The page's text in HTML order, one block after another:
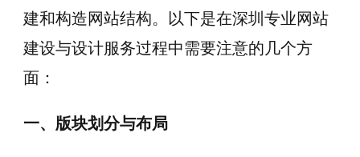
建和构造网站结构。以下是在深圳专业网站
建设与设计服务过程中需要注意的几个方
面：
一、版块划分与布局